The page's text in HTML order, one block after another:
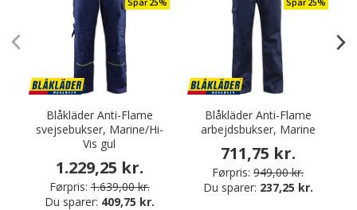
Spar 25%
Blåkläder Anti-Flame
svejsebukser, Marine/Hi-
Vis gul
1.229,25 kr.
Førpris: 1.639,00 kr.
Du sparer: 409,75 kr.
Spar 25%
Blåkläder Anti-Flame
arbejdsbukser, Marine
711,75 kr.
Førpris: 949,00 kr.
Du sparer: 237,25 kr.